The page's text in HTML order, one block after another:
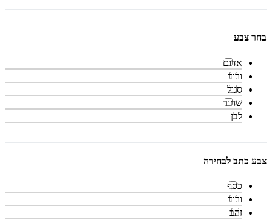
בחר צבע
אדום
ורוד
סגול
שחור
לבן
צבע כתב לבחירה
כסף
ורוד
זהב